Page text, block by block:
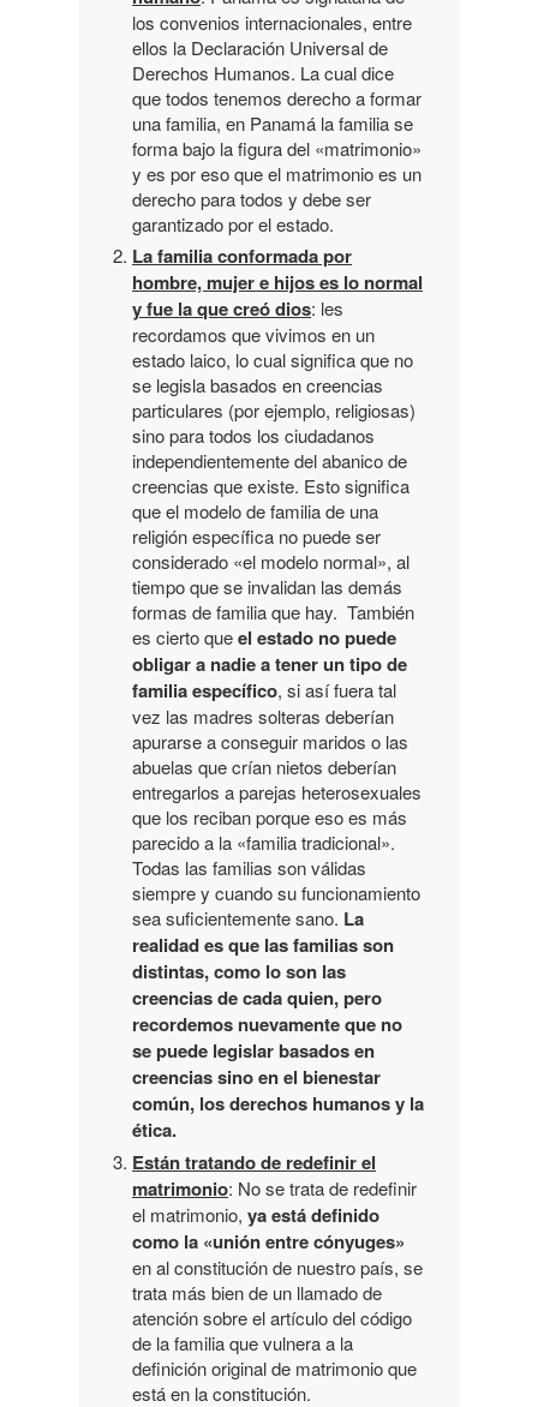
los convenios internacionales, entre
ellos la Declaración Universal de
Derechos Humanos. La cual dice
que todos tenemos derecho a formar
una familia, en Panamá la familia se
forma bajo la figura del «matrimonio»
y es por eso que el matrimonio es un
derecho para todos y debe ser
garantizado por el estado.
La familia conformada por
hombre, mujer e hijos es lo normal
y fue la que creó dios: les
recordamos que vivimos en un
estado laico, lo cual significa que no
se legisla basados en creencias
particulares (por ejemplo, religiosas)
sino para todos los ciudadanos
independientemente del abanico de
creencias que existe. Esto significa
que el modelo de familia de una
religión específica no puede ser
considerado «el modelo normal», al
tiempo que se invalidan las demás
formas de familia que hay. También
es cierto queel estado no puede
obligar a nadie a tener un tipo de
familia específico, si así fuera tal
vez las madres solteras deberían
apurarse a conseguir maridos o las
abuelas que crían nietos deberían
entregarlos a parejas heterosexuales
que los reciban porque eso es más
parecido a la «familia tradicional».
Todas las familias son válidas
siempre y cuando su funcionamiento
sea suficientemente sano. La
realidad es que las familias son
distintas, como lo son las
creencias de cada quien, pero
recordemos nuevamente que no
se puede legislar basados en
creencias sino en el bienestar
común, los derechos humanos y la
ética.
Están tratando de redefinir el
matrimonio: No se trata de redefinir
el matrimonio, ya está definido
como la «unión entre cónyuges»
en al constitución de nuestro país, se
trata más bien de un llamado de
atención sobre el artículo del código
de la familia que vulnera a la
definición original de matrimonio que
está en la constitución.